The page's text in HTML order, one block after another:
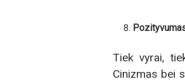
Tiek vyrai,
Cinizmas bei